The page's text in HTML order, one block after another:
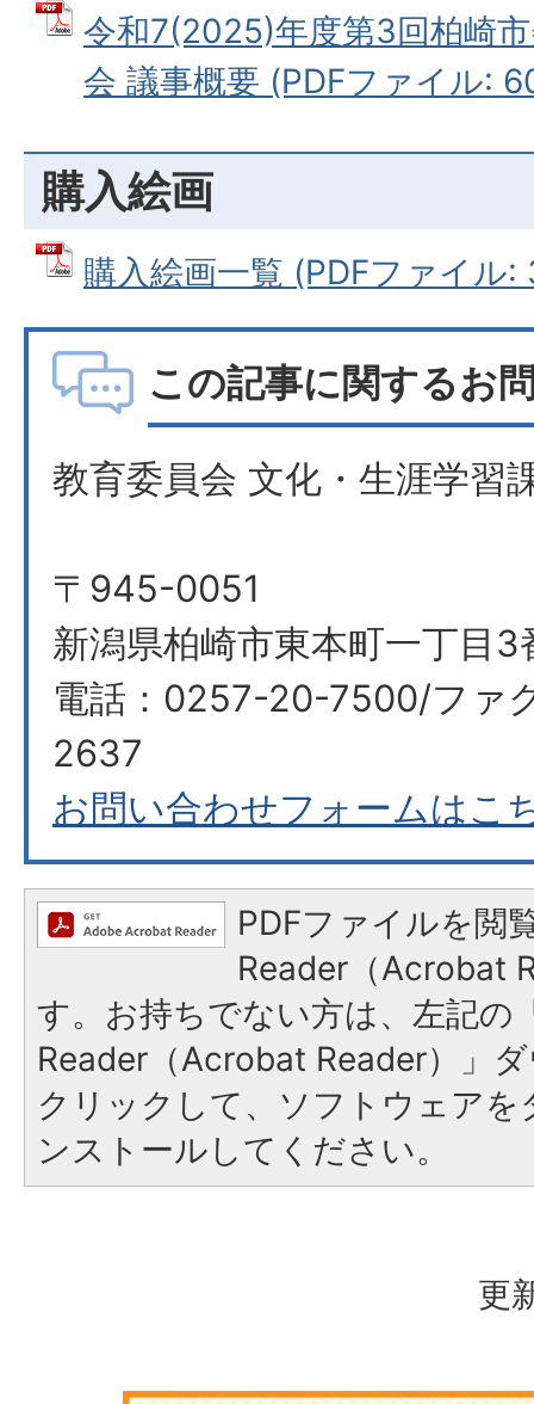
令和7(2025)年度第3回柏崎
会 議事概要 (PDFファイル:
購入絵画
購入絵画一覧 (PDFファイル:
この記事に関するお
教育委員会 文化・生涯学習
〒945-0051
新潟県柏崎市東本町一丁目
電話：0257-20-7500/ファ
2637
お問い合わせフォームはこ
PDFファイルを閲
Reader（Acrobat
す。お持ちでない方は、左記の
Reader（Acrobat Reader）」
クリックして、ソフトウェア
ンストールしてください。
更